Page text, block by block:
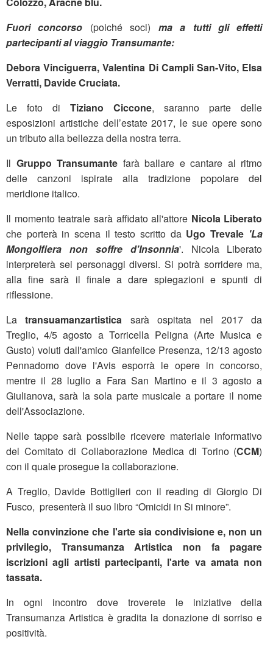
Fuori concorso (poiché soci) ma a tutti gli effetti
partecipanti al viaggio Transumante:
Debora Vinciguerra, Valentina Di Campli San-Vito, Elsa
Verratti, Davide Cruciata.
Le foto diTiziano Ciccone, saranno parte delle
esposizioni artistiche dell’estate 2017, le sue opere sono
un tributo alla bellezza della nostra terra.
Il Gruppo Transumante farà ballare e cantare al ritmo
delle canzoni ispirate alla tradizione popolare del
meridione italico.
Il momento teatrale sarà affidato all'attore Nicola Liberato
che porterà in scena il testo scritto da Ugo Trevale 'La
Mongolfiera non soffre d'Insonnia'. Nicola Liberato
interpreterà sei personaggi diversi. Si potrà sorridere ma,
alla fine sarà il finale a dare spiegazioni e spunti di
riflessione.
Latransuamanzartistica sarà ospitata nel 2017 da
Treglio, 4/5 agosto a Torricella Peligna (Arte Musica e
Gusto) voluti dall'amico Gianfelice Presenza, 12/13 agosto
Pennadomo dove l'Avis esporrà le opere in concorso,
mentre il 28 luglio a Fara San Martino e il 3 agosto a
Giulianova, sarà la sola parte musicale a portare il nome
dell'Associazione.
Nelle tappe sarà possibile ricevere materiale informativo
del Comitato di Collaborazione Medica di Torino (CCM)
con il quale prosegue la collaborazione.
A Treglio, Davide Bottiglieri con il reading di Giorgio Di
Fusco, presenterà il suo libro “Omicidi in Si minore”.
Nella convinzione che l'arte sia condivisione e, non un
privilegio, Transumanza Artistica non fa pagare
iscrizioni agli artisti partecipanti, l'arte va amata non
tassata.
In ogni incontro dove troverete le iniziative della
Transumanza Artistica è gradita la donazione di sorriso e
positività.